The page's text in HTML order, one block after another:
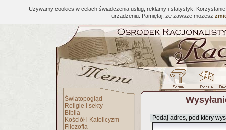
Używamy cookies w celach świadczenia usług, reklamy i statystyk.
urządzeniu. Pamiętaj, że zawsze możesz
Światopogląd
Religie i sekty
Biblia
Kościół i Katolicyzm
Filozofia
Podaj adres, pod który